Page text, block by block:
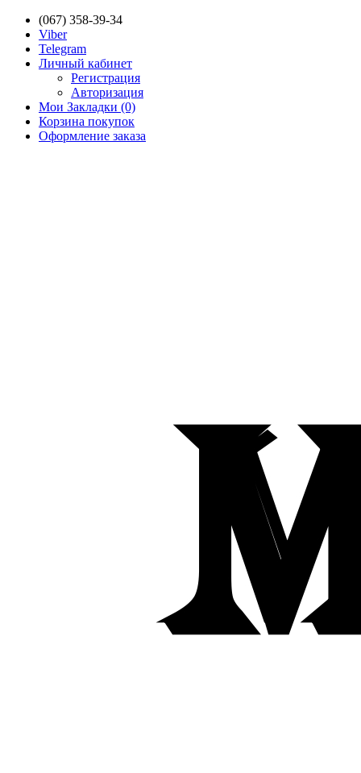
(067) 358-39-34
Viber
Telegram
Личный кабинет
Регистрация
Авторизация
Мои Закладки (0)
Корзина покупок
Оформление заказа